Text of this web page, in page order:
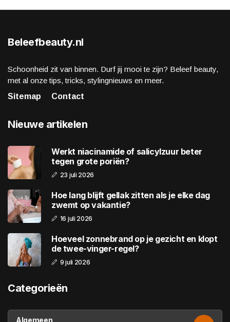
Beleefbeauty.nl
Schoonheid zit van binnen. Durf jij mooi te zijn? Beleef beauty,
met al onze tips, tricks, stylingnieuws en meer.
Sitemap
Contact
Nieuwe artikelen
Werkt niacinamide of salicylzuur beter
tegen grote poriën?
23 juli 2026
Hoe lang blijft gellak zitten als je elke dag
zwemt op vakantie?
16 juli 2026
Hoeveel zonnebrand op je gezicht en klopt
de twee-vinger-regel?
9 juli 2026
Categorieën
Algemeen